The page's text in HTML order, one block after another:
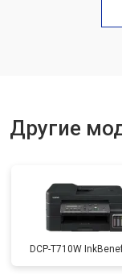
Замена блока
Другие
DCP-T710W